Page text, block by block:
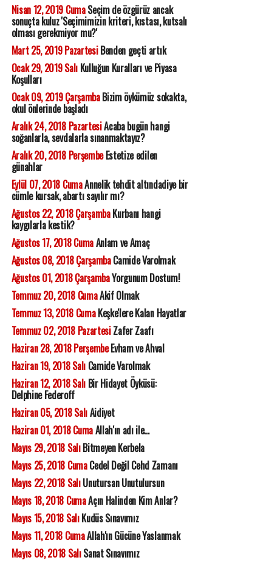
Nisan 12, 2019 CumaSeçim de özgürüz ancak
sonuçta kuluz 'Seçimimizin kriteri, kıstası, kutsalı
olması gerekmiyor mu?'
Mart 25, 2019 PazartesiBenden geçti artık
Ocak 29, 2019 SalıKulluğun Kuralları ve Piyasa
Koşulları
Ocak 09, 2019 ÇarşambaBizim öykümüz sokakta,
okul önlerinde başladı
Aralık 24, 2018 PazartesiAcaba bugün hangi
soğanlarla, sevdalarla sınanmaktayız?
Aralık 20, 2018 PerşembeEstetize edilen
günahlar
Eylül 07, 2018 CumaAnnelik tehdit altındadiye bir
cümle kursak, abartı sayılır mı?
Ağustos 22, 2018 ÇarşambaKurbanı hangi
kaygılarla kestik?
Ağustos 17, 2018 CumaAnlam ve Amaç
Ağustos 08, 2018 ÇarşambaCamide Varolmak
Ağustos 01, 2018 ÇarşambaYorgunum Dostum!
Temmuz 20, 2018 CumaAkif Olmak
Temmuz 13, 2018 CumaKeşke'lere Kalan Hayatlar
Temmuz 02, 2018 PazartesiZafer Zaafı
Haziran 28, 2018 PerşembeEvham ve Ahval
Haziran 19, 2018 SalıCamide Varolmak
Haziran 12, 2018 SalıBir Hidayet Öyküsü:
Delphine Federoff
Haziran 05, 2018 SalıAidiyet
Haziran 01, 2018 CumaAllah'ın adı ile...
Mayıs 29, 2018 SalıBitmeyen Kerbela
Mayıs 25, 2018 CumaCedel Değil Cehd Zamanı
Mayıs 22, 2018 SalıUnutursan Unutulursun
Mayıs 18, 2018 CumaAçın Halinden Kim Anlar?
Mayıs 15, 2018 SalıKudüs Sınavımız
Mayıs 11, 2018 CumaAllah'ın Gücüne Yaslanmak
Mayıs 08, 2018 SalıSanat Sınavımız